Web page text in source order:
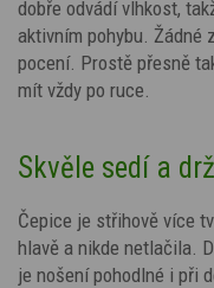
dobře odvádí vlhkost,
aktivním pohybu. Žádné
pocení. Prostě přesně
mít vždy po ruce.
Skvěle sedí a
Čepice je střihově více
hlavě a nikde netlačila.
je nošení pohodlné i při